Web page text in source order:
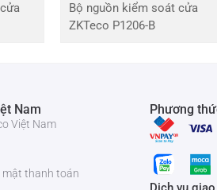
Bộ nguồn kiểm soát cửa
ZKTeco P1206-B
Nam
Việt Nam
mật thanh toán
Phương